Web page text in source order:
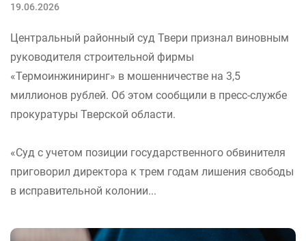
19.06.2026
Центральный районный суд Твери признал виновным
руководителя строительной фирмы
«Термоинжиниринг» в мошенничестве на 3,5
миллионов рублей. Об этом сообщили в пресс-службе
прокуратуры Тверской области.
«Суд с учетом позиции государственного обвинителя
приговорил директора к трем годам лишения свободы
в исправительной колонии...